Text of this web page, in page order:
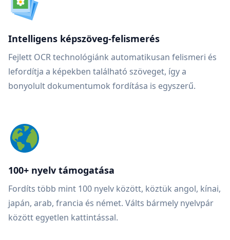
Intelligens képszöveg-felismerés
Fejlett OCR technológiánk automatikusan felismeri és
lefordítja a képekben található szöveget, így a
bonyolult dokumentumok fordítása is egyszerű.
100+ nyelv támogatása
Fordíts több mint 100 nyelv között, köztük angol, kínai,
japán, arab, francia és német. Válts bármely nyelvpár
között egyetlen kattintással.